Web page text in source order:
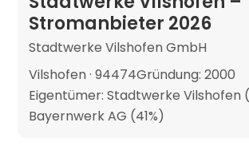
Stromanbieter 2026
Stadtwerke Vilshofen GmbH
Vilshofen · 94474Gründung: 2000
Eigentümer: Stadtwerke Vilshofen
Bayernwerk AG (41%)